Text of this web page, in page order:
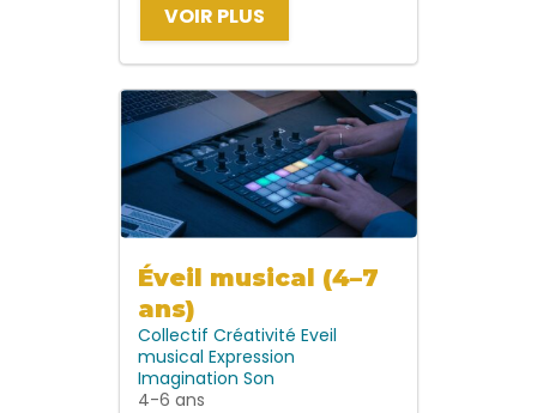
VOIR PLUS
Éveil musical (4–7
ans)
Collectif Créativité Eveil
musical Expression
Imagination Son
4-6 ans